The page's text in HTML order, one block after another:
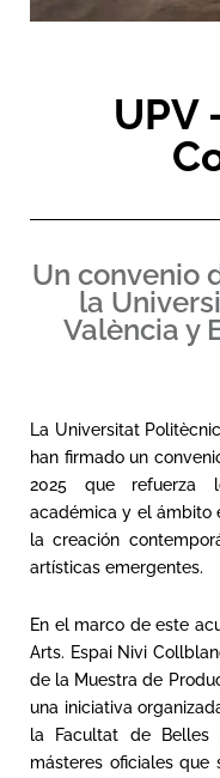
UPV
Un convenio
la
València y
La Universitat
han firmado un
2025 que refuerza
académica y el ámbito
la creación
artísticas emergentes.
En el marco de este
Arts. Espai Nivi
de la Muestra de
una iniciativa
la Facultat de
másteres oficiales